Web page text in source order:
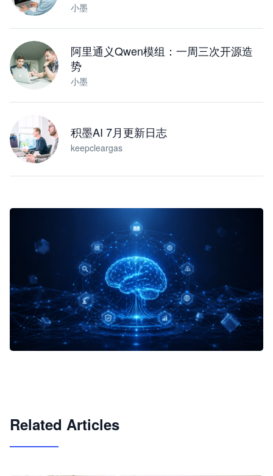
小墨
阿里通义Qwen模组：一周三次开源造
势
小墨
积墨AI 7月更新日志
keepcleargas
Related Articles